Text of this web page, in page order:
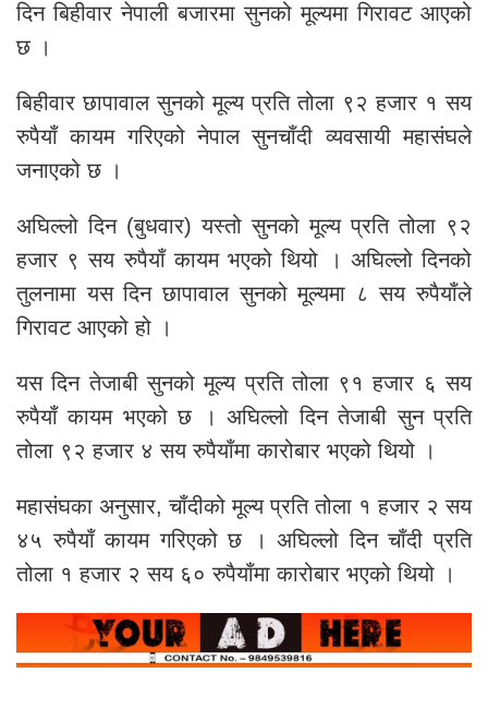
दिन बिहीवार नेपाली बजारमा सुनको मूल्यमा गिरावट आएको
छ ।
बिहीवार छापावाल सुनको मूल्य प्रति तोला ९२ हजार १ सय
रुपैयाँ कायम गरिएको नेपाल सुनचाँदी व्यवसायी महासंघले
जनाएको छ ।
अघिल्लो दिन (बुधवार) यस्तो सुनको मूल्य प्रति तोला ९२
हजार ९ सय रुपैयाँ कायम भएको थियो । अघिल्लो दिनको
तुलनामा यस दिन छापावाल सुनको मूल्यमा ८ सय रुपैयाँले
गिरावट आएको हो ।
यस दिन तेजाबी सुनको मूल्य प्रति तोला ९१ हजार ६ सय
रुपैयाँ कायम भएको छ । अघिल्लो दिन तेजाबी सुन प्रति
तोला ९२ हजार ४ सय रुपैयाँमा कारोबार भएको थियो ।
महासंघका अनुसार, चाँदीको मूल्य प्रति तोला १ हजार २ सय
४५ रुपैयाँ कायम गरिएको छ । अघिल्लो दिन चाँदी प्रति
तोला १ हजार २ सय ६० रुपैयाँमा कारोबार भएको थियो ।